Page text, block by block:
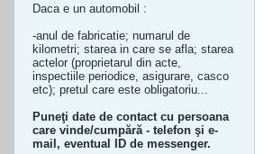
Daca e un automobil :
-anul de fabricatie; numarul de
kilometri; starea in care se afla; starea
actelor (proprietarul din acte,
inspectiile periodice, asigurare, casco
etc); pretul care este obligatoriu...
Puneţi date de contact cu persoana
care vinde/cumpără - telefon şi e-
mail, eventual ID de messenger.